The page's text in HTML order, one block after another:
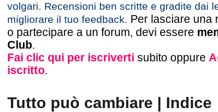
volgari. Recensioni ben scritte e gradite dai
migliorare il tuo feedback. Per lasciare una
o partecipare a un forum, devi essere
Club.
Fai clic qui per iscriverti subito oppure
iscritto.
Tutto può cambiare | Indice